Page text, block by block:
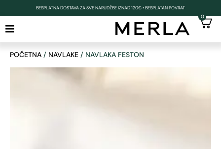
BESPLATNA DOSTAVA ZA SVE NARUDŽBE IZNAD 120€ • BESPLATAN POVRAT
0
POČETNA / NAVLAKE / NAVLAKA FESTON